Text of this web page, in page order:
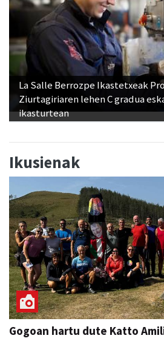
La Salle Berrozpe Ikastetxeak
Ziurtagiriaren lehen C gradua
ikasturtean
Ikusienak
Gogoan hartu dute Katto